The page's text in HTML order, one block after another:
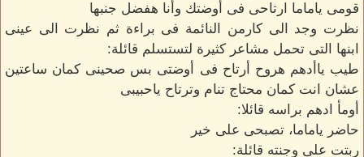
قومى ياماما ارتاحى فى أوضتك وأنا هفضل جنبها
نظرت وجد الى كارمن النائمة فى براءة ثم نظرت الى عينى
ابنها التى تحمل مشاعر كثيرة لتستسلم قائلة:
طيب ياأدهم هروح أرتاح فى أوضتى بس صحينى كمان ساعتين
عشان انت كمان محتاج تنام وترتاح ياحبيبى
أومأ ادهم براسه قائلا:
حاضر ياماما، تصبحى على خير
ربتت على وجنته قائلة: